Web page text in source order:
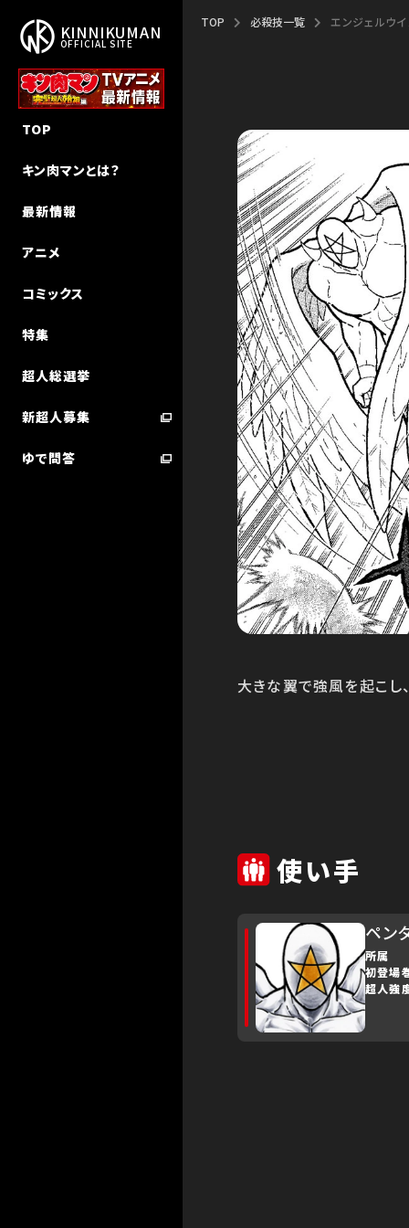
KINNIKUMAN
OFFICIAL SITE
TOP
キン肉マンとは？
作者・ゆでたまご先生
ストーリー
超人検索
技検索
超人検索／技検索 ランキング
STARTER BOOK
最新情報
アニメ
エピソード
声優キャスト
MUSIC
MUSIC（Season 2）
初代アニメ キン⾁マン
初代アニメ キン⾁マン キン⾁星
コミックス
キン肉マン
キン肉マンII世
キン肉マンII世 究極の超人タッグ
その他
特集
キン肉マンⅡ世 追っかけW連載
超人特集
インタビュー
キン肉マン教室
超人総選挙
新超人募集
ゆで問答
TOP 必殺技一覧 エンジェルウ
大きな翼で強風を起こし
使い手
ペン
所属
初登場
超人強